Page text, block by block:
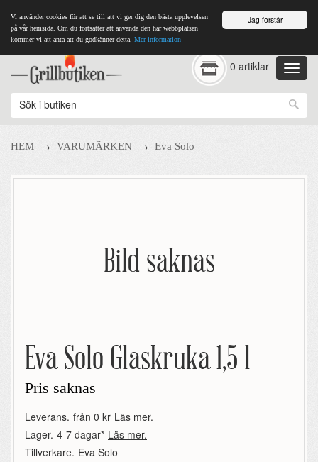
Jag förstår
Vi använder cookies för att se till att vi ger dig den bästa upplevelsen
på vår hemsida. Om du fortsätter att använda den här webbplatsen
kommer vi att anta att du godkänner detta. Mer information
0 artiklar
HEM → VARUMÄRKEN → Eva Solo
Bild saknas
Eva Solo Glaskruka 1,5 l
Pris saknas
Leverans. från 0 kr Läs mer.
Lager. 4-7 dagar* Läs mer.
Tillverkare. Eva Solo